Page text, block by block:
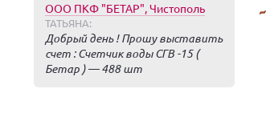
ООО ПКФ "БЕТАР", Чистополь
ТАТЬЯНА:
Добрый день ! Прошу выставить
счет : Счетчик воды СГВ -15 (
Бетар ) — 488 шт